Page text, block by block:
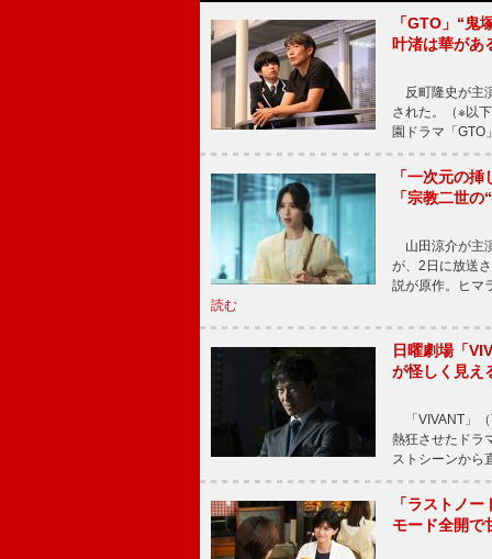
「GTO」“鬼
叶渚は華があ
反町隆史が主
された。（※以
園ドラマ「
「一次元の
「宗教二世
山田涼介が主
が、2日に放送
説が原作。ヒマ
読む
日曜劇場「
が怪しく見え
「VIVANT」
熱狂させたドラ
ストシーンから
「ラストノ
モード全開で